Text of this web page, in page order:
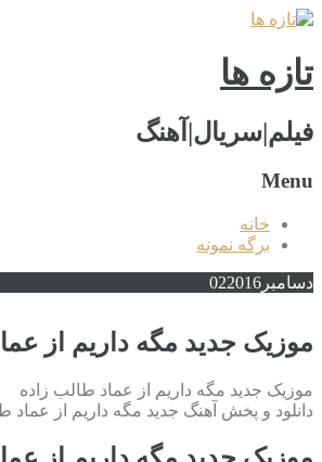
تازه ها
فیلم|سریال|آهنگ
Menu
خانه
برگه نمونه
دسامبر 022016
موزیک جدید مگه داریم از
موزیک جدید مگه داریم از عماد طالب زاده
دانلود و پخش آهنگ جدید مگه داریم از عماد